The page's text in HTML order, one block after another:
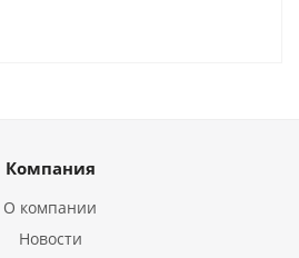
Компания
О компании
Новости